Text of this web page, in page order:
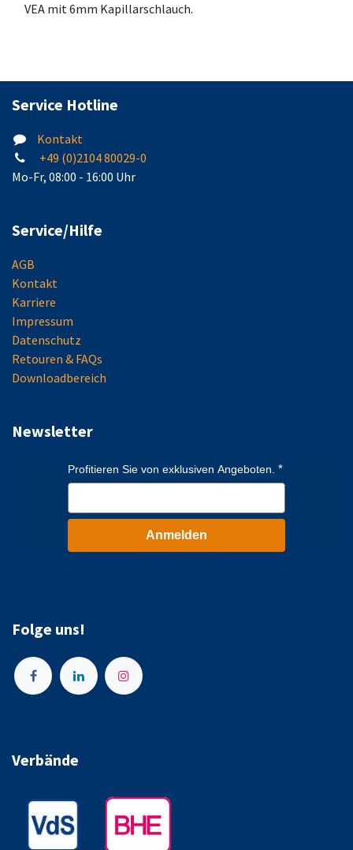
VEA mit 6mm Kapillarschlauch.
Service Hotline
Kontakt
+49 (0)2104 80029-0
Mo-Fr, 08:00 - 16:00 Uhr
Service/Hilfe
AGB
Kontakt
Karriere
Impressum
Datenschutz
Retouren & FAQs
Downloadbereich
Newsletter
Profitieren Sie von exklusiven Angeboten.
Anmelden
Folge uns!
Verbände